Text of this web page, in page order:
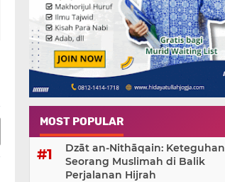
MOST POPULAR
Dzāt an-Nithāqain: Keteguhan
Seorang Muslimah di Balik
Perjalanan Hijrah